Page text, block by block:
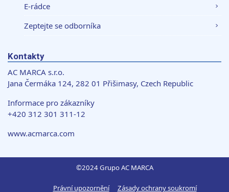
E-rádce
Zeptejte se odborníka
Kontakty
AC MARCA s.r.o.
Jana Čermáka 124, 282 01 Přišimasy, Czech Republic
Informace pro zákazníky
+420 312 301 311-12
www.acmarca.com
©2024 Grupo AC MARCA
Právní upozornění Zásady ochrany soukromí